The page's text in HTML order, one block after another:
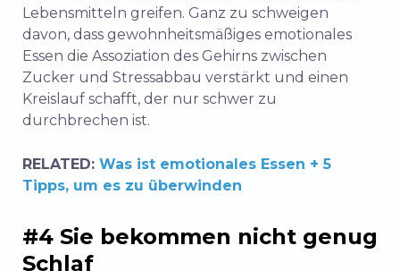
Lebensmitteln greifen. Ganz zu schweigen
davon, dass gewohnheitsmäßiges emotionales
Essen die Assoziation des Gehirns zwischen
Zucker und Stressabbau verstärkt und einen
Kreislauf schafft, der nur schwer zu
durchbrechen ist.
RELATED: Was ist emotionales Essen + 5
Tipps, um es zu überwinden
#4 Sie bekommen nicht genug
Schlaf